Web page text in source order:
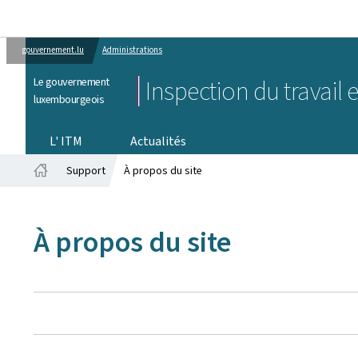
gouvernement.lu Administrations
Le gouvernement
luxembourgeois
Inspection du travail
L' ITM
Actualités
Support À propos du site
À propos du site